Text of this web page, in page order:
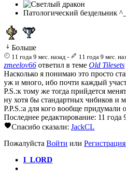
Патологический бездельник
Больше
11 года 9 мес. назад - 11 года 9 мес.
zmeelov66 ответил в теме Old Tilesets
Насколько я понимаю это просто
уж и много, ибо почти каждый
P.S.:к тому же тогда прийдется
ну хотя бы стандартных чибиков и
P.P.S.:а для кого вообще придумали
Последнее редактирование: 11 года
Спасибо сказали: JackCL
Пожалуйста Войти или Регистрация
I_LORD